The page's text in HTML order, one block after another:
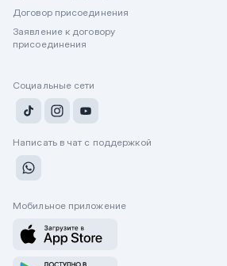
Договор присоединения
Заявление к договору
присоединения
Социальные сети
Написать в чат с поддержкой
Мобильное приложение